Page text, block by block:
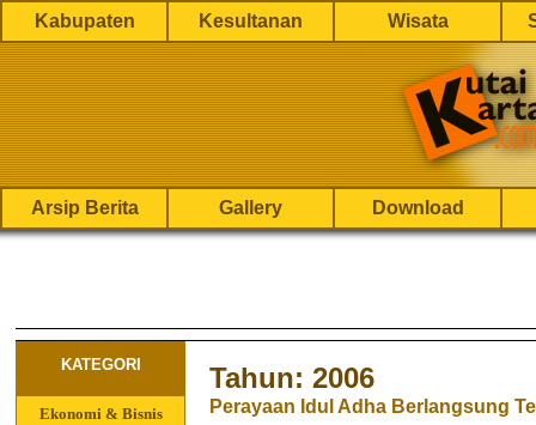
Kabupaten Kesultanan Wisata
Arsip Berita Gallery Download
KATEGORI Tahun: 2006
Ekonomi & Bisnis Perayaan Idul Adha Berlangsung